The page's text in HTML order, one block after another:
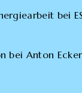
bei
bei Anton